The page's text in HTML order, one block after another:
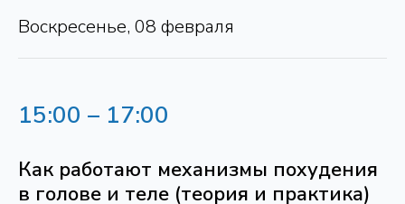
Воскресенье, 08 февраля
15:00 – 17:00
Как работают механизмы похудения
в голове и теле (теория и практика)